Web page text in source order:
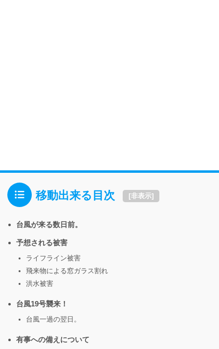
移動出来る目次 [非表示]
台風が来る数日前。
予想される被害
ライフライン被害
飛来物による窓ガラス割れ
洪水被害
台風19号襲来！
台風一過の翌日。
有事への備えについて